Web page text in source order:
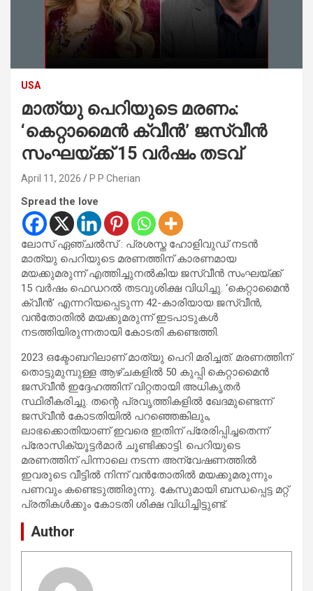
USA
മാത്യു പെറിയുടെ മരണം:
‘കെറ്റാമൈൻ ക്വീൻ’ ജസ്‌വീൻ
സംഘയ്ക്ക് 15 വർഷം തടവ്
April 11, 2026 P P Cherian
Spread the love
ലോസ് ഏഞ്ചൽസ് : പ്രശസ്ത ഹോളിവുഡ് നടൻ
മാത്യു പെറിയുടെ മരണത്തിന് കാരണമായ
മയക്കുമരുന്ന് എത്തിച്ചുനൽകിയ ജസ്‌വീൻ സംഘയ്ക്ക്
15 വർഷം ഫെഡറൽ തടവുശിക്ഷ വിധിച്ചു. ‘കെറ്റാമൈൻ
ക്വീൻ’ എന്നറിയപ്പെടുന്ന 42-കാരിയായ ജസ്‌വീൻ,
വൻതോതിൽ മയക്കുമരുന്ന് ഇടപാടുകൾ
നടത്തിയിരുന്നതായി കോടതി കണ്ടെത്തി.
2023 ഒക്ടോബറിലാണ് മാത്യു പെറി മരിച്ചത്. മരണത്തിന്
തൊട്ടുമുമ്പുള്ള ആഴ്ചകളിൽ 50 കുപ്പി കെറ്റാമൈൻ
ജസ്‌വീൻ ഇദ്ദേഹത്തിന് വിറ്റതായി അധികൃതർ
സ്ഥിരീകരിച്ചു. തന്റെ പ്രവൃത്തികളിൽ ഖേദമുണ്ടെന്ന്
ജസ്‌വീൻ കോടതിയിൽ പറഞ്ഞെങ്കിലും,
ലാഭക്കൊതിയാണ് ഇവരെ ഇതിന് പ്രേരിപ്പിച്ചതെന്ന്
പ്രോസിക്യൂട്ടർമാർ ചൂണ്ടിക്കാട്ടി. പെറിയുടെ
മരണത്തിന് പിന്നാലെ നടന്ന അന്വേഷണത്തിൽ
ഇവരുടെ വീട്ടിൽ നിന്ന് വൻതോതിൽ മയക്കുമരുന്നും
പണവും കണ്ടെടുത്തിരുന്നു. കേസുമായി ബന്ധപ്പെട്ട മറ്റ്
പ്രതികൾക്കും കോടതി ശിക്ഷ വിധിച്ചിട്ടുണ്ട്.
Author